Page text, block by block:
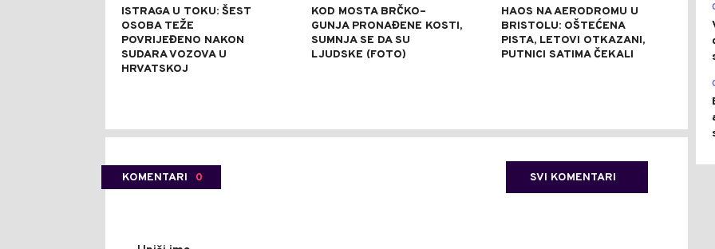
ISTRAGA U TOKU: ŠEST
OSOBA TEŽE
POVRIJEĐENO NAKON
SUDARA VOZOVA U
HRVATSKOJ
KOD MOSTA BRČKO–
GUNJA PRONAĐENE KOSTI,
SUMNJA SE DA SU
LJUDSKE (FOTO)
HAOS NA AERODROMU U
BRISTOLU: OŠTEĆENA
PISTA, LETOVI OTKAZANI,
PUTNICI SATIMA ČEKALI
KOMENTARI 0 SVI KOMENTARI